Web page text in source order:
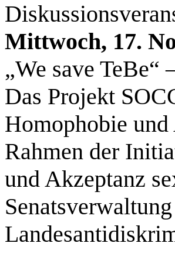
Mittwoch, 17.
„We save
Das Projekt
Homophobie
Rahmen der
und Akzeptanz